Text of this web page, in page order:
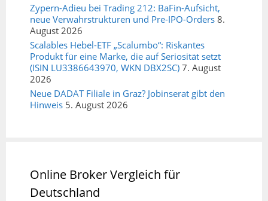
Zypern-Adieu bei Trading 212: BaFin-Aufsicht,
neue Verwahrstrukturen und Pre-IPO-Orders 8.
August 2026
Scalables Hebel-ETF „Scalumbo“: Riskantes
Produkt für eine Marke, die auf Seriosität setzt
(ISIN LU3386643970, WKN DBX2SC) 7. August
2026
Neue DADAT Filiale in Graz? Jobinserat gibt den
Hinweis 5. August 2026
Online Broker Vergleich für
Deutschland